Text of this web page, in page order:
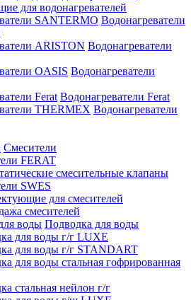
для водонагревателей
Водонагреватели
Водонагреватели
Водонагреватели
Водонагреватели Ferat
Водонагреватели
Смесители
FERAT
смесительные клапаны
SWES
для смесителей
смесителей
Подводка для воды
для воды г/г LUXE
для воды г/г STANDART
для воды стальная гофрированная
стальная нейлон г/г